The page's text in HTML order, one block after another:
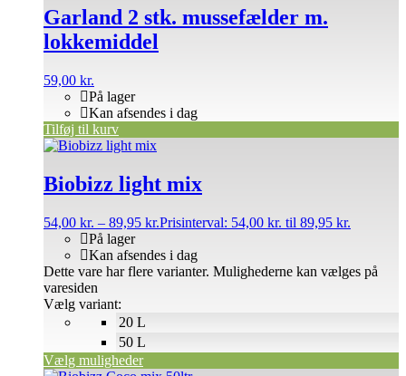
Garland 2 stk. mussefælder m.
lokkemiddel
59,00 kr.
På lager
Kan afsendes i dag
Tilføj til kurv
Biobizz light mix
54,00 kr. – 89,95 kr.Prisinterval: 54,00 kr. til 89,95 kr.
På lager
Kan afsendes i dag
Vælg variant:
Vælg muligheder
Dette vare har flere varianter. Mulighederne kan vælges på
varesiden
20 L
50 L